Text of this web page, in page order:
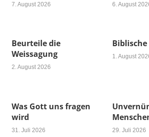
7. August 2026 6. August
Beurteile die
Weissagung
2. August 2026
1. August
Was Gott uns fragen
wird
31. Juli 2026 29. Juli 2026